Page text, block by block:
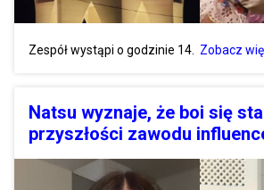
Zespół wystąpi o godzinie 14. Zobacz
Natsu wyznaje, że boi się
przyszłości zawodu